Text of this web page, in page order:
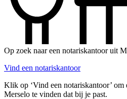
Op zoek naar een notariskantoor uit
Vind een notariskantoor
Klik op ‘Vind een notariskantoor’ om
Merselo te vinden dat bij je past.